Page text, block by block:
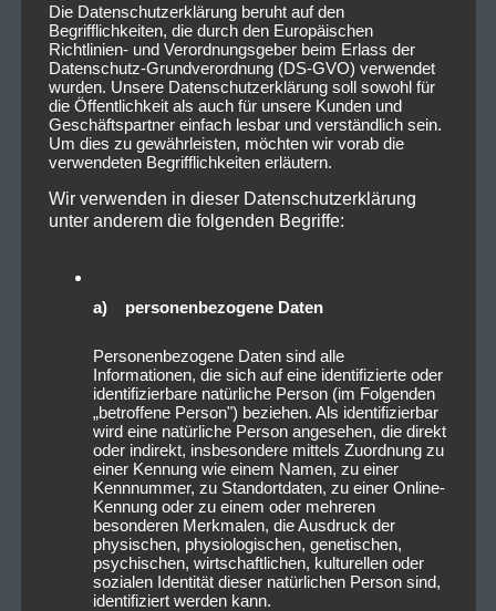
Die Datenschutzerklärung beruht auf den
Begrifflichkeiten, die durch den Europäischen
Richtlinien- und Verordnungsgeber beim Erlass der
Datenschutz-Grundverordnung (DS-GVO) verwendet
wurden. Unsere Datenschutzerklärung soll sowohl für
die Öffentlichkeit als auch für unsere Kunden und
Geschäftspartner einfach lesbar und verständlich sein.
Um dies zu gewährleisten, möchten wir vorab die
verwendeten Begrifflichkeiten erläutern.
Wir verwenden in dieser Datenschutzerklärung
unter anderem die folgenden Begriffe:
a) personenbezogene Daten
Personenbezogene Daten sind alle
Informationen, die sich auf eine identifizierte oder
identifizierbare natürliche Person (im Folgenden
„betroffene Person") beziehen. Als identifizierbar
wird eine natürliche Person angesehen, die direkt
oder indirekt, insbesondere mittels Zuordnung zu
einer Kennung wie einem Namen, zu einer
Kennnummer, zu Standortdaten, zu einer Online-
Kennung oder zu einem oder mehreren
besonderen Merkmalen, die Ausdruck der
physischen, physiologischen, genetischen,
psychischen, wirtschaftlichen, kulturellen oder
sozialen Identität dieser natürlichen Person sind,
identifiziert werden kann.